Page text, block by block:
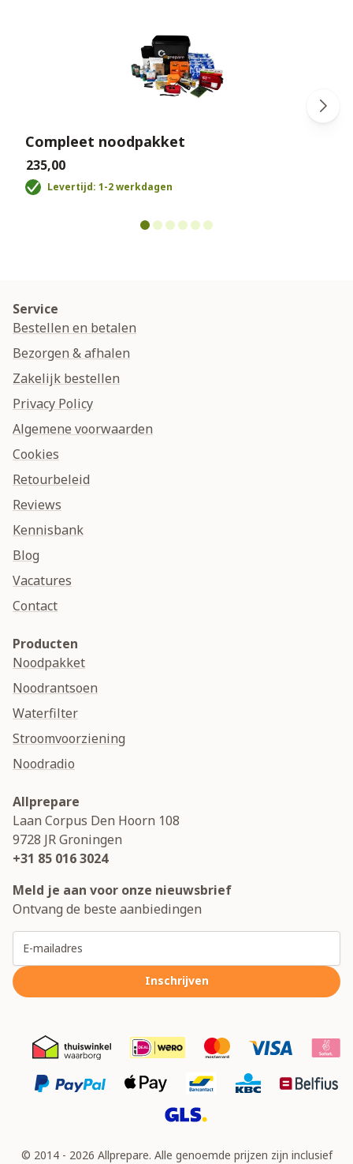
Compleet noodpakket
€235,00
Levertijd: 1-2 werkdagen
Service
Bestellen en betalen
Bezorgen & afhalen
Zakelijk bestellen
Privacy Policy
Algemene voorwaarden
Cookies
Retourbeleid
Reviews
Kennisbank
Blog
Vacatures
Contact
Producten
Noodpakket
Noodrantsoen
Waterfilter
Stroomvoorziening
Noodradio
Allprepare
Laan Corpus Den Hoorn 108
9728 JRGroningen
+31 85 016 3024
Meld je aan voor onze nieuwsbrief
Ontvang de beste aanbiedingen
Inschrijven
© 2014 - 2026 Allprepare. Alle genoemde prijzen zijn inclusief